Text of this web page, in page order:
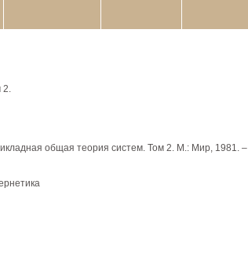
2.
общая теория систем. Том 2. М.: Мир, 1981. –